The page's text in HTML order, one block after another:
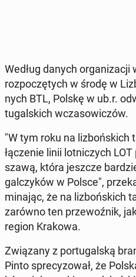
Według danych
roz­po­czę­tych w środę w
nych BTL, Polskę w ub.r.
tu­gal­skich wcza­so­wi­czów.
"W tym roku na
łą­cze­nie linii lot­ni­czych
sza­wą, która jeszcze
gal­czy­ków w Polsce",
mi­na­jąc, że na li­zboń­skich
zarówno ten prze­woź­nik,
region Krakowa.
Zwią­za­ny z por­tu­gal­ską
Pinto spre­cy­zo­wał, że